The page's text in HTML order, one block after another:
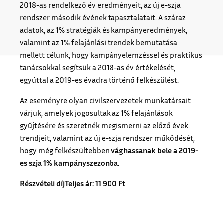
2018-as rendelkező év eredményeit, az új e-szja
rendszer második évének tapasztalatait. A száraz
adatok, az 1% stratégiák és kampányeredmények,
valamint az 1% felajánlási trendek bemutatása
mellett célunk, hogy kampányelemzéssel és praktikus
tanácsokkal segítsük a 2018-as év értékelését,
egyúttal a 2019-es évadra történő felkészülést.
Az eseményre olyan civilszervezetek munkatársait
várjuk, amelyek jogosultak az 1% felajánlások
gyűjtésére és szeretnék megismerni az előző évek
trendjeit, valamint az új e-szja rendszer működését,
hogy még felkészültebben vághassanak bele a 2019-
es szja 1% kampányszezonba.
Részvételi díjTeljes ár: 11 900 Ft